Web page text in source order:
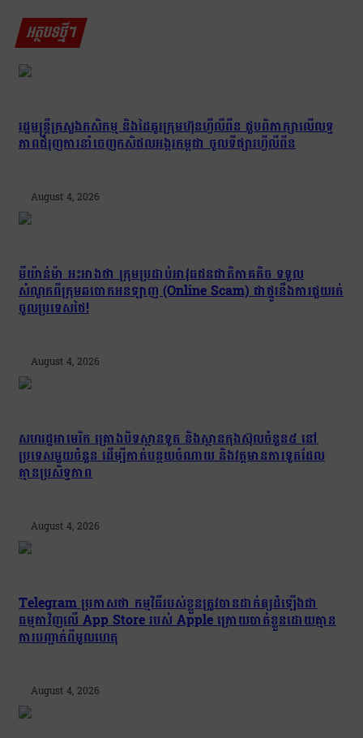
អត្ថបទថ្មីៗ
រដ្ឋមន្រ្តីក្រសួងកសិកម្ម និងដៃគូរក្រុមហ៊ុនហ្វីលីពីន ជួបពិភាក្សាលើលទ្ធ
ភាពជំរុញការនាំចេញកសិផលអង្ករកម្ពុជា ចូលទីផ្សារហ្វីលីពីន
August 4, 2026
មីយ៉ាន់ម៉ា អះអាងថា ក្រុមប្រដាប់អាវុធជនជាតិភាគតិច ទទួល
សំណូកពីក្រុមឆបោកអនឡាញ (Online Scam) ជាថ្នូរនឹងការជួយរត់
ចូលប្រទេសថៃ!
August 4, 2026
សហរដ្ឋអាមេរិក គ្រោងបិទស្ថានទូត និងស្ថានកុងស៊ុលចំនួន៥ នៅ
ប្រទេសមួយចំនួន ដើម្បីកាត់បន្ថយចំណាយ និងវត្តមានការទូតដែល
គ្មានប្រសិទ្ធភាព
August 4, 2026
Telegram ប្រកាសថា កម្មវិធីរបស់ខ្លួនត្រូវបានដាក់ឲ្យដំឡើងជា
ធម្មតាវិញលើ App Store របស់ Apple ក្រោយបាត់ខ្លួនដោយគ្មាន
ការបញ្ជាក់ពីមូលហេតុ
August 4, 2026